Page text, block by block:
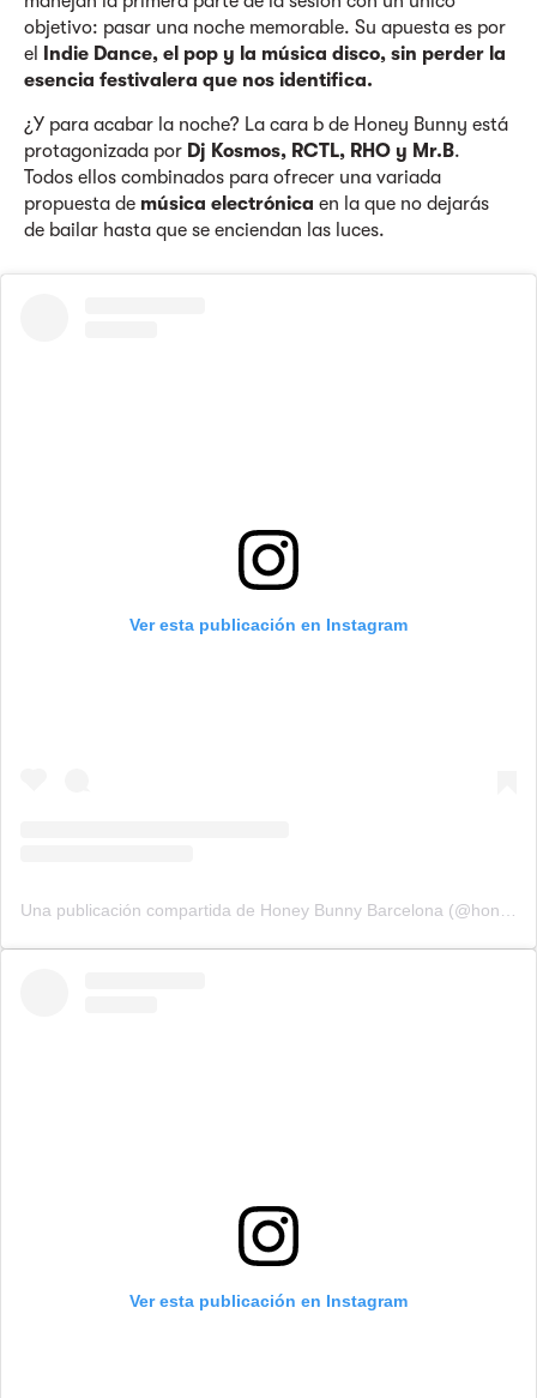
objetivo: pasar una noche memorable. Su apuesta es por
el
Indie Dance, el pop y la música disco, sin perder la
esencia festivalera que nos identifica.
¿Y para acabar la noche? La cara b de Honey Bunny está
protagonizada por Dj Kosmos, RCTL, RHO y Mr.B.
Todos ellos combinados para ofrecer una variada
propuesta de música electrónica en la que no dejarás
de bailar hasta que se enciendan las luces.
Ver esta publicación en Instagram
Una publicación compartida de Honey Bunny Barcelona (@honeybunny_barcelona)
Ver esta publicación en Instagram